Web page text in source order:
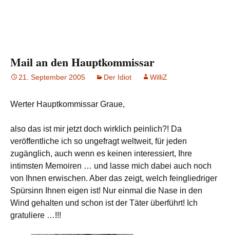
Mail an den Hauptkommissar
21. September 2005 Der Idiot WilliZ
Werter Hauptkommissar Graue,
also das ist mir jetzt doch wirklich peinlich?! Da
veröffentliche ich so ungefragt weltweit, für jeden
zugänglich, auch wenn es keinen interessiert, Ihre
intimsten Memoiren … und lasse mich dabei auch noch
von Ihnen erwischen. Aber das zeigt, welch feingliedriger
Spürsinn Ihnen eigen ist! Nur einmal die Nase in den
Wind gehalten und schon ist der Täter überführt! Ich
gratuliere …!!!